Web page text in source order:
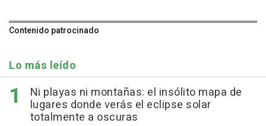
Contenido patrocinado
Lo más leído
Ni playas ni montañas: el insólito mapa de
lugares donde verás el eclipse solar
totalmente a oscuras